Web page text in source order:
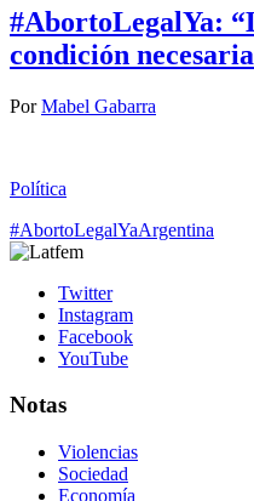
#AbortoLegalYa:
condición
PorMabel Gabarra
Política
#AbortoLegalYaArgentina
Twitter
Instagram
Facebook
YouTube
Notas
Violencias
Sociedad
Economía